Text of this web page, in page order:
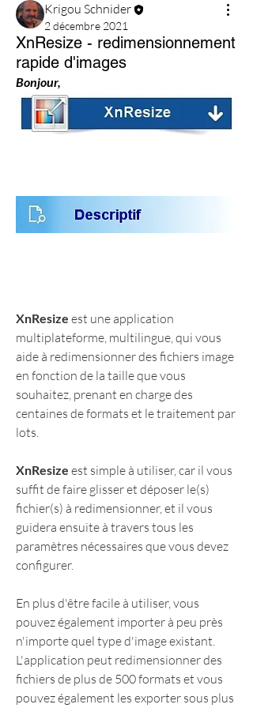
Krigou Schnider
2 décembre 2021
XnResize - redimensionnement
rapide d'images
Bonjour,
XnResize est une application
multiplateforme, multilingue, qui vous
aide à redimensionner des fichiers image
en fonction de la taille que vous
souhaitez, prenant en charge des
centaines de formats et le traitement par
lots.
XnResize est simple à utiliser, car il vous
suffit de faire glisser et déposer le(s)
fichier(s) à redimensionner, et il vous
guidera ensuite à travers tous les
paramètres nécessaires que vous devez
configurer.
En plus d'être facile à utiliser, vous
pouvez également importer à peu près
n'importe quel type d'image existant.
L'application peut redimensionner des
fichiers de plus de 500 formats et vous
pouvez également les exporter sous plus